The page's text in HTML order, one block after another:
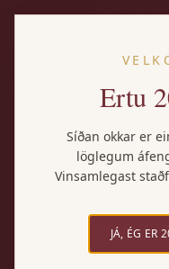
Vörur/Nautakjöt
VÍN MEÐ
Vín
Nautakjöt
Ertu
Síðan okkar er
löglegum
Vinsamlegast
JÁ, ÉG ER